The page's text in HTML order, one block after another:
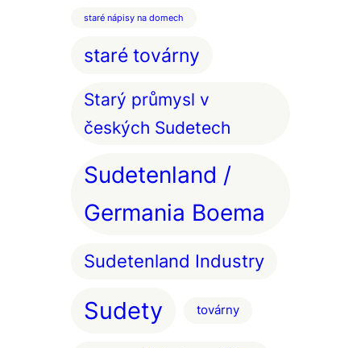
staré nápisy na domech
staré továrny
Starý průmysl v
českých Sudetech
Sudetenland /
Germania Boema
Sudetenland Industry
Sudety továrny